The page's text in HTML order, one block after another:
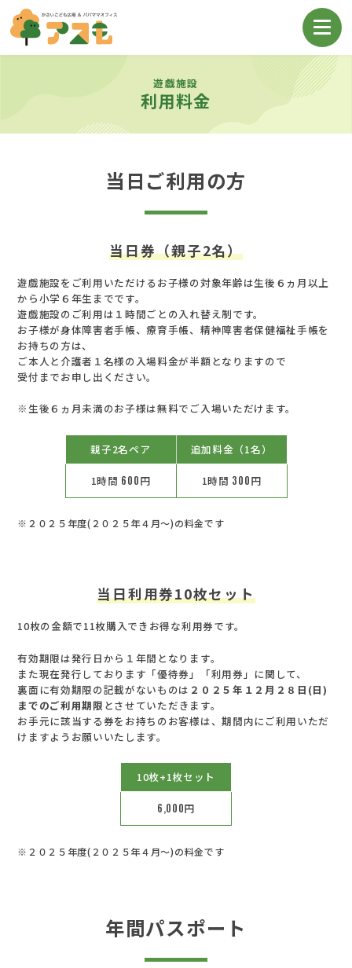
遊戯施設
利用料金
当日ご利用の方
当日券（親子2名）
遊戯施設をご利用いただけるお子様の対象年齢は生後６ヵ月以上
から小学６年生までです。
遊戯施設のご利用は１時間ごとの入れ替え制です。
お子様が身体障害者手帳、療育手帳、精神障害者保健福祉手帳を
お持ちの方は、
ご本人と介護者１名様の入場料金が半額となりますので
受付までお申し出ください。
※生後６ヵ月未満のお子様は無料でご入場いただけます。
親子2名ペア 追加料金（1名）
1時間 600円 1時間 300円
※２０２５年度(２０２５年４月～)の料金です
当日利用券10枚セット
10枚の金額で11枚購入できお得な利用券です。
有効期限は発行日から１年間となります。
また現在発行しております「優待券」「利用券」に関して、
裏面に有効期限の記載がないものは ２０２５年１２月２８日(日)
までのご利用期限 とさせていただきます。
お手元に該当する券をお持ちのお客様は、期間内にご利用いただ
けますようお願いいたします。
10枚+1枚セット
6,000円
※２０２５年度(２０２５年４月～)の料金です
年間パスポート